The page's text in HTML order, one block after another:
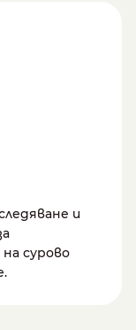
и
сурово